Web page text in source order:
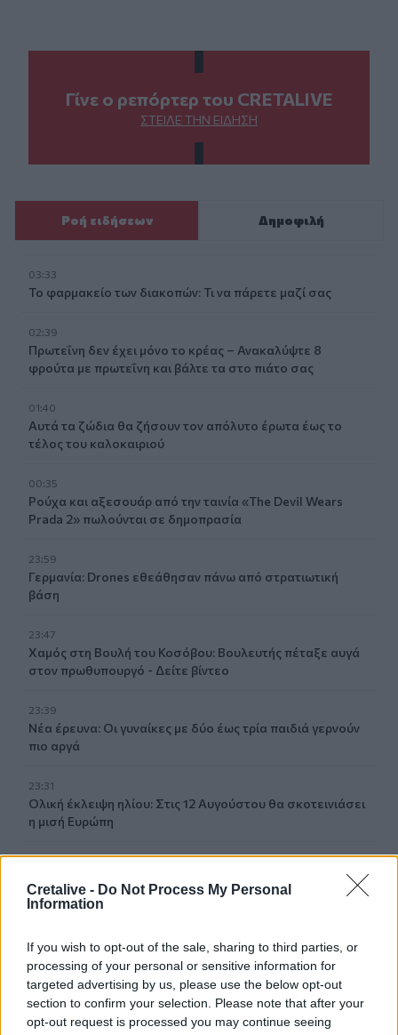
Cretalive - Do Not Process My Personal
Information
If you wish to opt-out of the sale, sharing to third parties, or
processing of your personal or sensitive information for
targeted advertising by us, please use the below opt-out
section to confirm your selection. Please note that after your
opt-out request is processed you may continue seeing
Γίνε ο ρεπόρτερ του CRETALIVE
ΣΤΕΊΛΕ ΤΗΝ ΕΊΔΗΣΗ
Ροή ειδήσεων Δημοφιλή
03:33
Το φαρμακείο των διακοπών: Τι να πάρετε μαζί σας
02:39
Πρωτεΐνη δεν έχει μόνο το κρέας – Ανακαλύψτε 8
φρούτα με πρωτεΐνη και βάλτε τα στο πιάτο σας
01:40
Αυτά τα ζώδια θα ζήσουν τον απόλυτο έρωτα έως το
τέλος του καλοκαιριού
00:35
Ρούχα και αξεσουάρ από την ταινία «The Devil Wears
Prada 2» πωλούνται σε δημοπρασία
23:59
Γερμανία: Drones εθεάθησαν πάνω από στρατιωτική
βάση
23:47
Χαμός στη Βουλή του Κοσόβου: Βουλευτής πέταξε αυγά
στον πρωθυπουργό - Δείτε βίντεο
23:39
Νέα έρευνα: Οι γυναίκες με δύο έως τρία παιδιά γερνούν
πιο αργά
23:31
Ολική έκλειψη ηλίου: Στις 12 Αυγούστου θα σκοτεινιάσει
η μισή Ευρώπη
23:21
σκαμπανεβάσματα, η χρονιά
Ιταλία-Ισπανία: Κλιμακώνεται η σύγκρουση για τη
Συνθήκη Σένγκεν
Σοβαρό τροχαίο στο Λαγονήσι: Αυτοκίνητο